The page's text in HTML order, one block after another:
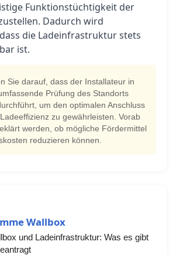
Funktionstüchtigkeit der
Dadurch wird
die Ladeinfrastruktur stets
ist.
Sie darauf, dass der Installateur in
Prüfung des Standorts
um den optimalen Anschluss
zu gewährleisten. Vorab
werden, ob mögliche Fördermittel
reduzieren können.
Wallbox
und Ladeinfrastruktur: Was es gibt